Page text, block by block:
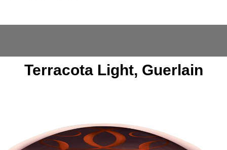
Terracota Light, Guerlain